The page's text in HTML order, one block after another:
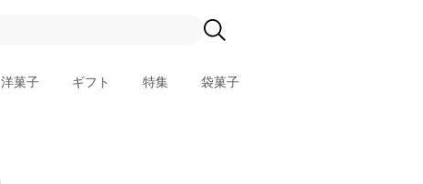
洋菓子 ギフト 特集 袋菓子